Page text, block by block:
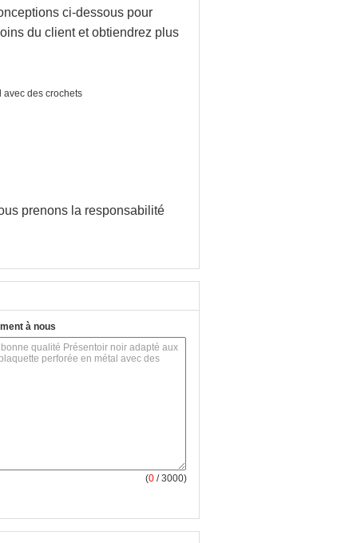
ci-dessous pour
du client et obtiendrez plus
prenons la responsabilité
à nous
(0 / 3000)